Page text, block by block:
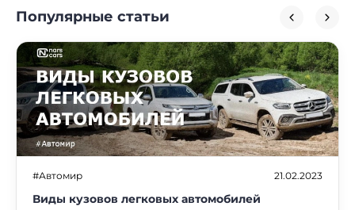
Популярные статьи
#Автомир 21.02.2023
Виды кузовов легковых автомобилей